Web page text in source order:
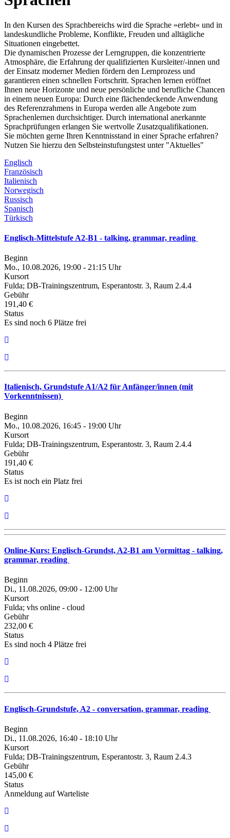
In den Kursen des Sprachbereichs wird die Sprache »erlebt« und in
landeskundliche Probleme, Konflikte, Freuden und alltägliche
Situationen eingebettet.
Die dynamischen Prozesse der Lerngruppen, die konzentrierte
Atmosphäre, die Erfahrung der qualifizierten Kursleiter/-innen und
der Einsatz moderner Medien fördern den Lernprozess und
garantieren einen schnellen Fortschritt. Sprachen lernen eröffnet
Ihnen neue Horizonte und neue persönliche und berufliche Chancen
in einem neuen Europa: Durch eine flächendeckende Anwendung
des Referenzrahmens in Europa werden alle Angebote zum
Sprachenlernen durchsichtiger. Durch international anerkannte
Sprachprüfungen erlangen Sie wertvolle Zusatzqualifikationen.
Sie möchten gerne Ihren Kenntnisstand in einer Sprache erfahren?
Nutzen Sie hierzu den Selbsteinstufungstest unter "Aktuelles"
Englisch
Französisch
Italienisch
Norwegisch
Russisch
Spanisch
Türkisch
Englisch-Mittelstufe A2-B1 - talking, grammar, reading
Beginn
Mo., 10.08.2026, 19:00 - 21:15 Uhr
Kursort
Fulda; DB-Trainingszentrum, Esperantostr. 3, Raum 2.4.4
Gebühr
191,40 €
Status
Es sind noch 6 Plätze frei
Italienisch, Grundstufe A1/A2 für Anfänger/innen (mit
Vorkenntnissen)
Beginn
Mo., 10.08.2026, 16:45 - 19:00 Uhr
Kursort
Fulda; DB-Trainingszentrum, Esperantostr. 3, Raum 2.4.4
Gebühr
191,40 €
Status
Es ist noch ein Platz frei
Online-Kurs: Englisch-Grundst, A2-B1 am Vormittag - talking,
grammar, reading
Beginn
Di., 11.08.2026, 09:00 - 12:00 Uhr
Kursort
Fulda; vhs online - cloud
Gebühr
232,00 €
Status
Es sind noch 4 Plätze frei
Englisch-Grundstufe, A2 - conversation, grammar, reading
Beginn
Di., 11.08.2026, 16:40 - 18:10 Uhr
Kursort
Fulda; DB-Trainingszentrum, Esperantostr. 3, Raum 2.4.3
Gebühr
145,00 €
Status
Anmeldung auf Warteliste